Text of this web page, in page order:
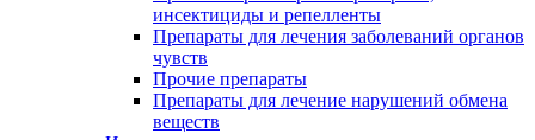
инсектициды и репелленты
Препараты для лечения заболеваний органов
чувств
Прочие препараты
Препараты для лечение нарушений обмена
веществ